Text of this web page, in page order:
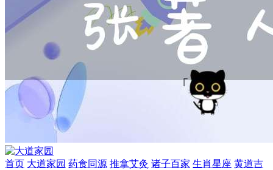
首页 大道家园 药食同源 推拿艾灸 诸子百家 生肖星座 黄道吉